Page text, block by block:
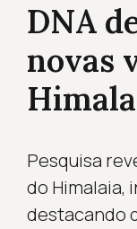
DNA
novas
Pesquisa
do Himalaia,
destacando